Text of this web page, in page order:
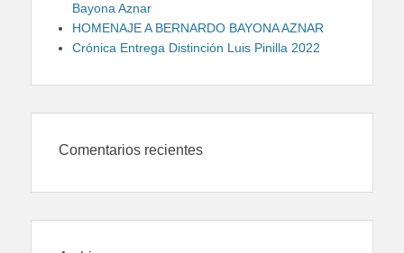
Bayona Aznar
HOMENAJE A BERNARDO BAYONA AZNAR
Crónica Entrega Distinción Luis Pinilla 2022
Comentarios recientes